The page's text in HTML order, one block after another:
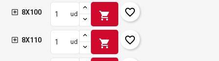
8X100 ud shopping_cart favorite_border
8X110 ud shopping_cart favorite_border